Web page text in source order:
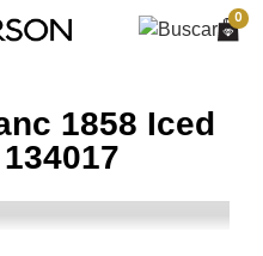
0
1858 Iced